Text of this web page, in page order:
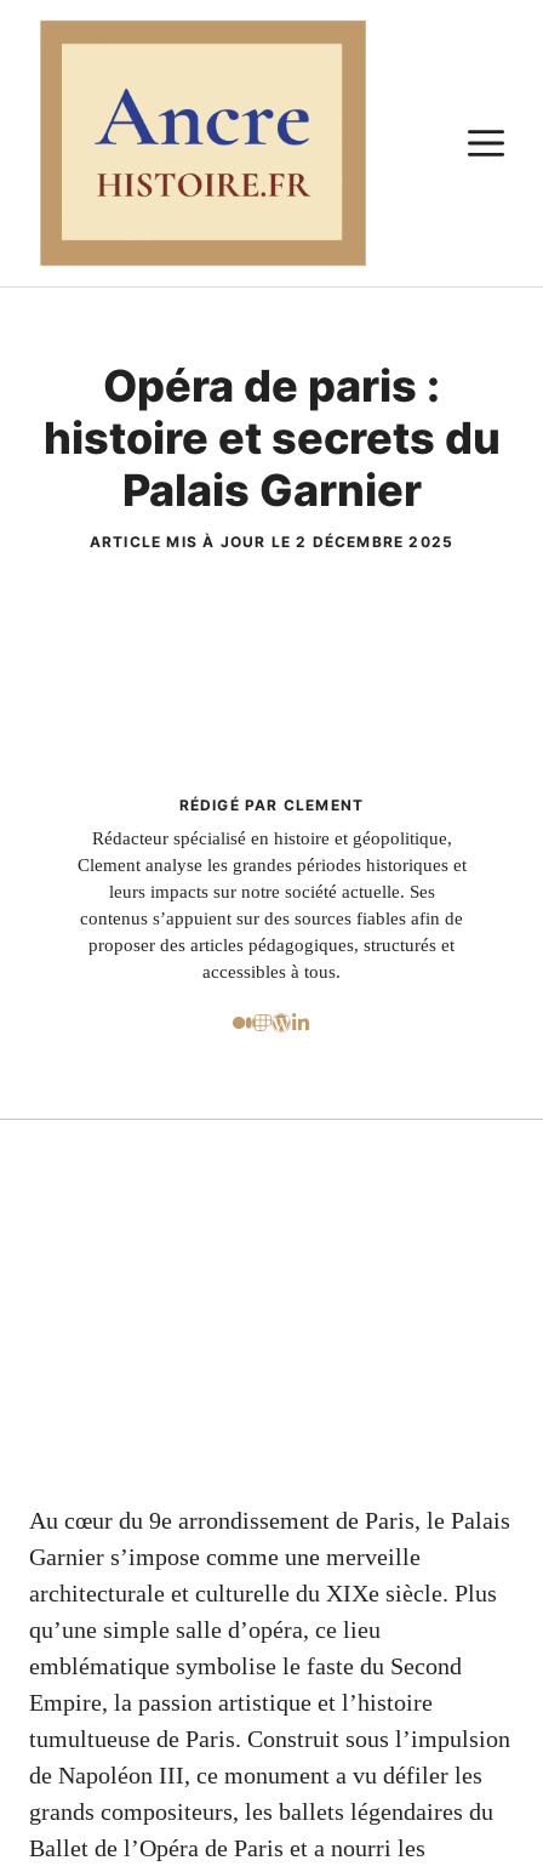
Aller
Opéra de paris :
histoire et secrets du
Palais Garnier
ARTICLE MIS À JOUR LE 2 DÉCEMBRE 2025
RÉDIGÉ PAR CLEMENT
Rédacteur spécialisé en histoire et géopolitique,
Clement analyse les grandes périodes historiques et
leurs impacts sur notre société actuelle. Ses
contenus s’appuient sur des sources fiables afin de
proposer des articles pédagogiques, structurés et
accessibles à tous.
Au cœur du 9e arrondissement de Paris, le Palais
Garnier s’impose comme une merveille
architecturale et culturelle du XIXe siècle. Plus
qu’une simple salle d’opéra, ce lieu
emblématique symbolise le faste du Second
Empire, la passion artistique et l’histoire
tumultueuse de Paris. Construit sous l’impulsion
de Napoléon III, ce monument a vu défiler les
grands compositeurs, les ballets légendaires du
Ballet de l’Opéra de Paris et a nourri les